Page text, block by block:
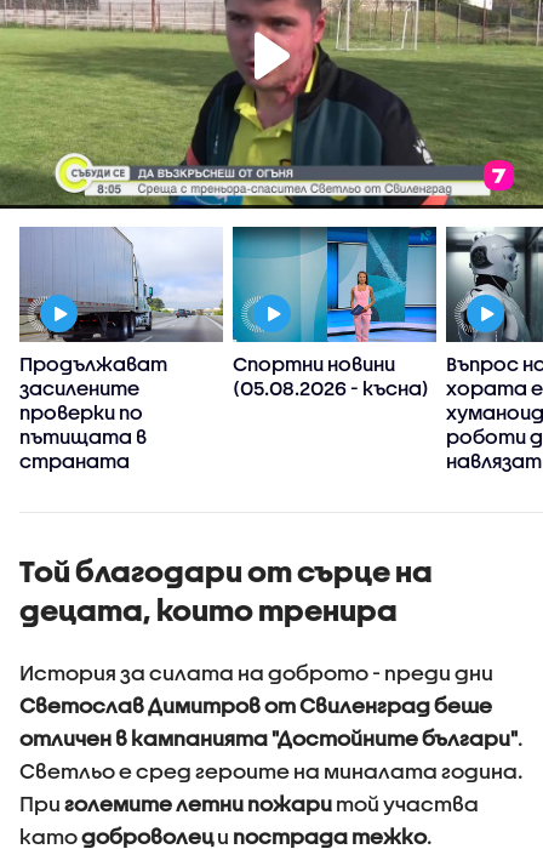
Продължават
засилените
проверки по
пътищата в
страната
Спортни новини
(05.08.2026 - късна)
Въпрос
хората е
роботи
смята
Той благодари от сърце на
децата, които тренира
История за силата на доброто - преди дни
Светослав Димитров от Свиленград беше
отличен в кампанията "Достойните българи".
Светльо е сред героите на миналата година.
При големите летни пожари той участва
катодоброволеци пострада тежко.